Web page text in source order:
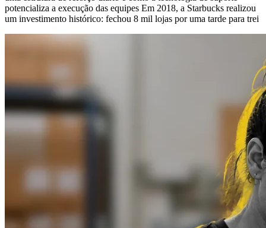
potencializa a execução das equipes Em 2018, a Starbucks realizou
um investimento histórico: fechou 8 mil lojas por uma tarde para trei